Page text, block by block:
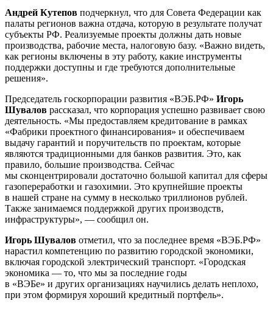
Андрей Кутепов подчеркнул, что для Совета Федерации как
палаты регионов важна отдача, которую в результате получат
субъекты РФ. Реализуемые проекты должны дать новые
производства, рабочие места, налоговую базу. «Важно видеть,
как регионы включены в эту работу, какие инструменты
поддержки доступны и где требуются дополнительные
решения».
Председатель госкорпорации развития «ВЭБ.РФ» Игорь
Шувалов рассказал, что корпорация успешно развивает свою
деятельность. «Мы предоставляем кредитование в рамках
«Фабрики проектного финансирования» и обеспечиваем
выдачу гарантий и поручительств по проектам, которые
являются традиционными для банков развития. Это, как
правило, большие производства. Сейчас
мы сконцентрировали достаточно большой капитал для сферы
газопереработки и газохимии. Это крупнейшие проекты
в нашей стране на сумму в несколько триллионов рублей.
Также занимаемся поддержкой других производств,
инфраструктуры», — сообщил он.
Игорь Шувалов отметил, что за последнее время «ВЭБ.РФ»
нарастил компетенцию по развитию городской экономики,
включая городской электрический транспорт. «Городская
экономика — то, что мы за последние годы
в «ВЭБе» и других организациях научились делать неплохо,
при этом формируя хороший кредитный портфель».